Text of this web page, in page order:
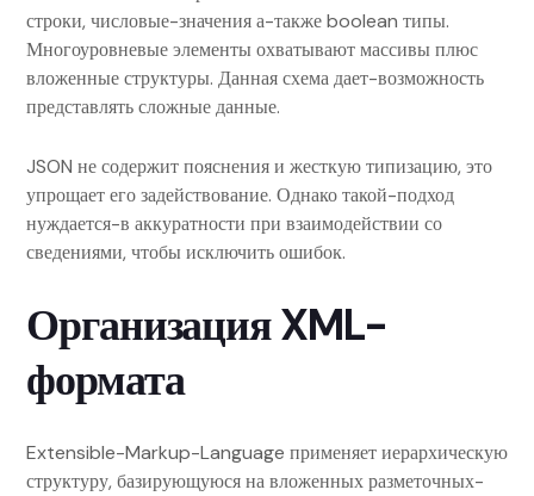
строки, числовые-значения а-также boolean типы.
Многоуровневые элементы охватывают массивы плюс
вложенные структуры. Данная схема дает-возможность
представлять сложные данные.
JSON не содержит пояснения и жесткую типизацию, это
упрощает его задействование. Однако такой-подход
нуждается-в аккуратности при взаимодействии со
сведениями, чтобы исключить ошибок.
Организация XML-
формата
Extensible-Markup-Language применяет иерархическую
структуру, базирующуюся на вложенных разметочных-